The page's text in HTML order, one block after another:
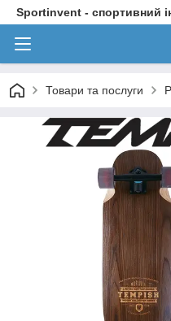
Sportinvent - спортивний
Товари та послуги